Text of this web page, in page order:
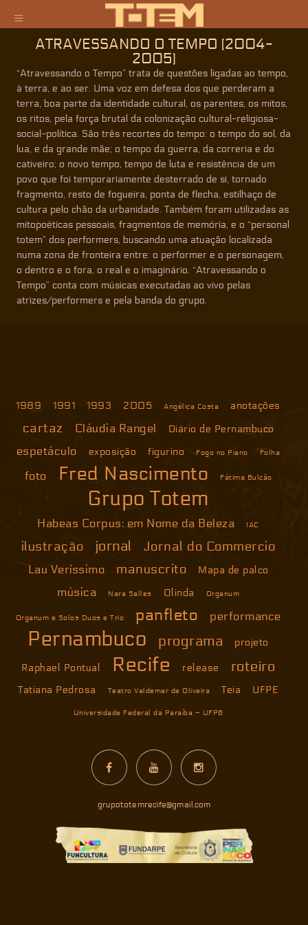
ATRAVESSANDO O TEMPO (2004-
2005)
“Atravessando o Tempo” trata de questões ligadas ao tempo,
à terra, e ao ser. Uma voz em defesa dos que perderam a
terra, boa parte da identidade cultural, os parentes, os mitos,
os ritos, pela força brutal da colonização cultural-religiosa-
social-política. São três recortes do tempo: o tempo do sol, da
lua, e da grande mãe; o tempo da guerra, da correria e do
cativeiro; o novo tempo, tempo de luta e resistência de um
povo que foi temporariamente desterrado de si, tornado
fragmento, resto de fogueira, ponta de flecha, estilhaço de
cultura pelo chão da urbanidade. Também foram utilizadas as
mitopoéticas pessoais, fragmentos de memória, e o “personal
totem” dos performers, buscando uma atuação localizada
numa zona de fronteira entre: o performer e o personagem,
o dentro e o fora, o real e o imaginário. “Atravessando o
Tempo” conta com músicas executadas ao vivo pelas
atrizes/performers e pela banda do grupo.
1989 1991 1993 2005 Angélica Costa anotações
cartaz Cláudia Rangel Diário de Pernambuco
espetáculo exposição figurino Fogo no Piano Folha
foto Fred Nascimento Fátima Bulcão
Grupo Totem
Habeas Corpus: em Nome da Beleza IAC
ilustração jornal Jornal do Commercio
Lau Veríssimo manuscrito Mapa de palco
música Nara Salles Olinda Organum
Organum e Solos Duos e Trio panfleto performance
Pernambuco programa projeto
Raphael Pontual Recife release roteiro
Tatiana Pedrosa Teatro Valdemar de Oliveira Teia UFPE
Universidade Federal da Paraíba – UFPB
grupototemrecife@gmail.com